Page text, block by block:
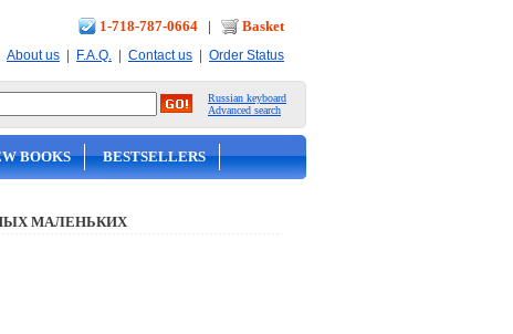
1-718-787-0664 | Basket
About us | F.A.Q. | Contact us | Order Status
Russian keyboard
Advanced search
BOOKS BESTSELLERS
МАЛЕНЬКИХ